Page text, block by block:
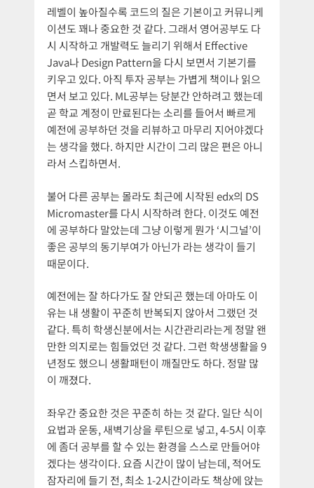
레벨이 높아질수록 코드의 질은 기본이고 커뮤니케
이션도 꽤나 중요한 것 같다. 그래서 영어공부도 다
시 시작하고 개발력도 늘리기 위해서 Effective
Java나 Design Pattern을 다시 보면서 기본기를
키우고 있다. 아직 투자 공부는 가볍게 책이나 읽으
면서 보고 있다. ML공부는 당분간 안하려고 했는데
곧 학교 계정이 만료된다는 소리를 들어서 빠르게
예전에 공부하던 것을 리뷰하고 마무리 지어야겠다
는 생각을 했다. 하지만 시간이 그리 많은 편은 아니
라서 스킵하면서.
불어 다른 공부는 몰라도 최근에 시작된 edx의 DS
Micromaster를 다시 시작하려 한다. 이것도 예전
에 공부하다 말았는데 그냥 이렇게 뭔가 ‘시그널’이
좋은 공부의 동기부여가 아닌가 라는 생각이 들기
때문이다.
예전에는 잘 하다가도 잘 안되곤 했는데 아마도 이
유는 내 생활이 꾸준히 반복되지 않아서 그랬던 것
같다. 특히 학생신분에서는 시간관리라는게 정말 왠
만한 의지로는 힘들었던 것 같다. 그런 학생생활을 9
년정도 했으니 생활패턴이 깨질만도 하다. 정말 많
이 깨졌다.
좌우간 중요한 것은 꾸준히 하는 것 같다. 일단 식이
요법과 운동, 새벽기상을 루틴으로 넣고, 4-5시 이후
에 좀더 공부를 할 수 있는 환경을 스스로 만들어야
겠다는 생각이다. 요즘 시간이 많이 남는데, 적어도
잠자리에 들기 전, 최소 1-2시간이라도 책상에 앉는